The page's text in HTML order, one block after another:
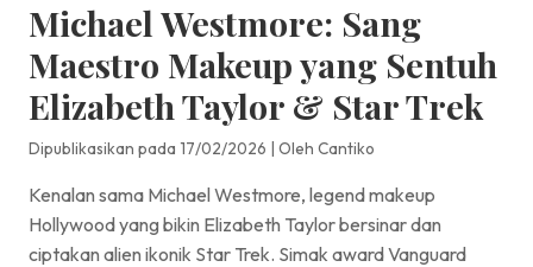
Michael Westmore: Sang
Maestro Makeup yang Sentuh
Elizabeth Taylor & Star Trek
Dipublikasikan pada 17/02/2026 | Oleh Cantiko
Kenalan sama Michael Westmore, legend makeup
Hollywood yang bikin Elizabeth Taylor bersinar dan
ciptakan alien ikonik Star Trek. Simak award Vanguard